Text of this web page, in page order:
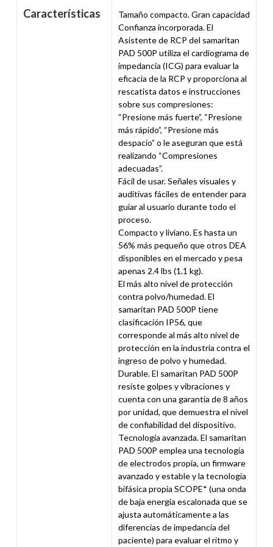
Características
Tamaño compacto. Gran capacidad
Confianza incorporada. El
Asistente de RCP del samaritan
PAD 500P utiliza el cardiograma de
impedancia (ICG) para evaluar la
eficacia de la RCP y proporciona al
rescatista datos e instrucciones
sobre sus compresiones:
“Presione más fuerte”, “Presione
más rápido”, “Presione más
despacio” o le aseguran que está
realizando “Compresiones
adecuadas”.
Fácil de usar. Señales visuales y
auditivas fáciles de entender para
guiar al usuario durante todo el
proceso.
Compacto y liviano. Es hasta un
56% más pequeño que otros DEA
disponibles en el mercado y pesa
apenas 2.4 lbs (1.1 kg).
El más alto nivel de protección
contra polvo/humedad. El
samaritan PAD 500P tiene
clasificación IP56, que
corresponde al más alto nivel de
protección en la industria contra el
ingreso de polvo y humedad.
Durable. El samaritan PAD 500P
resiste golpes y vibraciones y
cuenta con una garantía de 8 años
por unidad, que demuestra el nivel
de confiabilidad del dispositivo.
Tecnología avanzada. El samaritan
PAD 500P emplea una tecnología
de electrodos propia, un firmware
avanzado y estable y la tecnología
bifásica propia SCOPE* (una onda
de baja energía escalonada que se
ajusta automáticamente a las
diferencias de impedancia del
paciente) para evaluar el ritmo y